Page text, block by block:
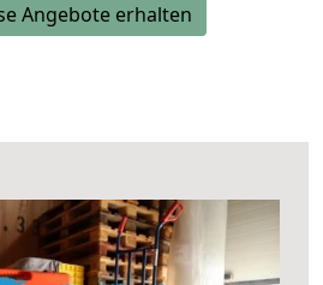
Angebote erhalten